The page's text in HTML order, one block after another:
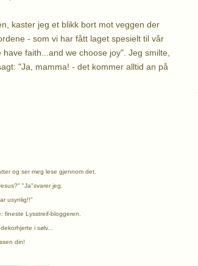
kaster jeg et blikk bort mot veggen der
- som vi har fått laget spesielt til vår
faith...and we choose joy". Jeg smilte,
"Ja, mamma! - det kommer alltid an på
og ser meg lese gjennom det.
"Ja"svarer jeg.
usynlig!!"
fineste Lysstreif-bloggeren.
i sølv...
din!